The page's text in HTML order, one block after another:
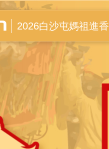
全紀錄
2026白沙屯媽祖進香